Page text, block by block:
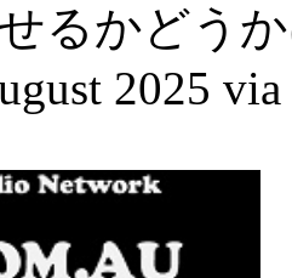
るかどう
2025